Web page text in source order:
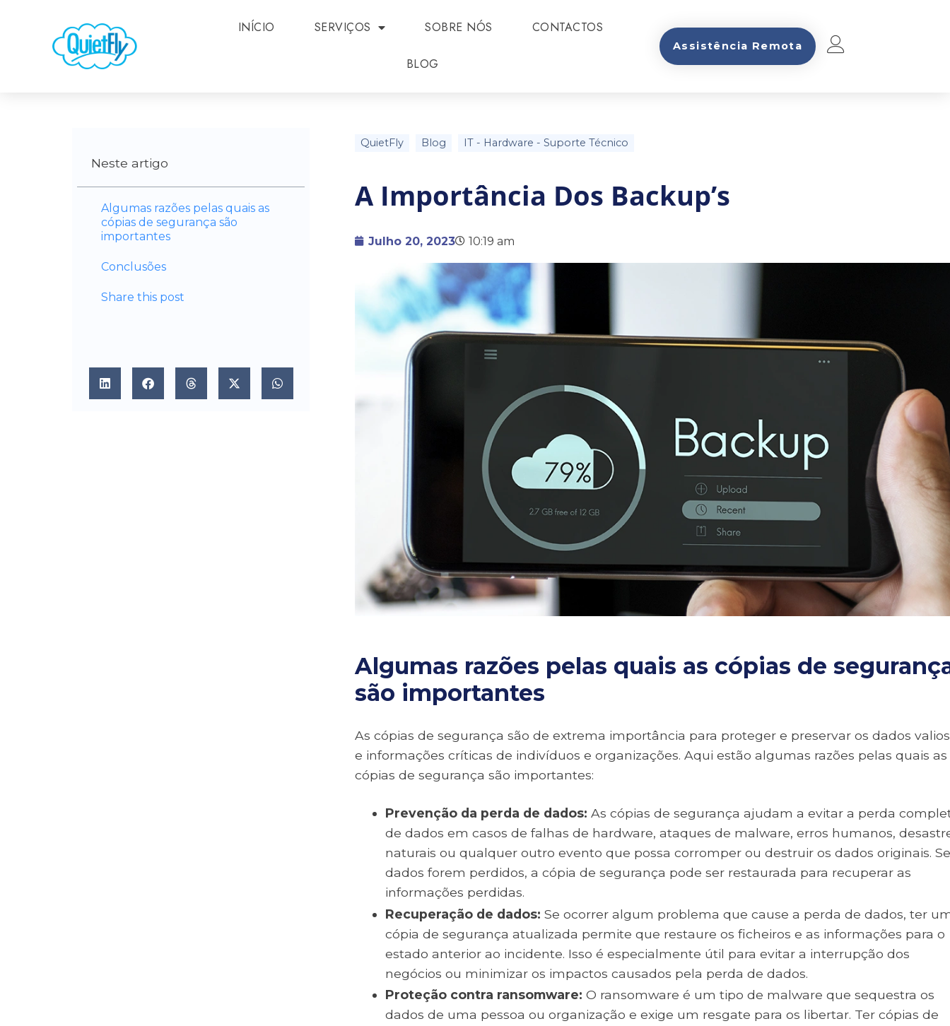
INÍCIO SERVIÇOS SOBRE NÓS CONTACTOS
BLOG
Assistência Remota
Neste artigo
Algumas razões pelas quais as
cópias de segurança são
importantes
Conclusões
Share this post
QuietFly Blog IT - Hardware -Suporte Técnico
A Importância Dos Backup’s
Julho 20, 2023 10:19 am
Algumas razões pelas quais as cópias de
são importantes
As cópias de segurança são de extrema importância para proteger e preservar os dados
e informações críticas de indivíduos e organizações. Aqui estão algumas razões pelas quais as
cópias de segurança são importantes:
Prevenção da perda de dados: As cópias de segurança ajudam a evitar a perda
de dados em casos de falhas de hardware, ataques de malware, erros humanos,
naturais ou qualquer outro evento que possa corromper ou destruir os dados originais.
dados forem perdidos, a cópia de segurança pode ser restaurada para recuperar as
informações perdidas.
Recuperação de dados: Se ocorrer algum problema que cause a perda de dados, ter
cópia de segurança atualizada permite que restaure os ficheiros e as informações para o
estado anterior ao incidente. Isso é especialmente útil para evitar a interrupção dos
negócios ou minimizar os impactos causados pela perda de dados.
Proteção contra ransomware: O ransomware é um tipo de malware que sequestra os
dados de uma pessoa ou organização e exige um resgate para os libertar. Ter cópias de